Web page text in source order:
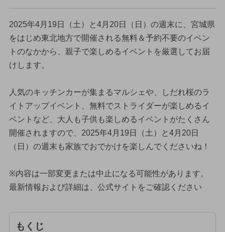
2025年4月19日（土）と4月20日（日）の週末に、宮城県
をはじめ東北地方で開催される無料＆予約不要のイベン
トのなかから、親子で楽しめるイベントを厳選してお届
けします。
人気のキッチンカーが集まるマルシェや、しだれ桜のラ
イトアップイベント、無料でストライダーが楽しめるイ
ベントなど、大人も子供も楽しめるイベントがたくさん
開催されますので、2025年4月19日（土）と4月20日
（日）の週末も家族でおでかけを楽しんでくださいね！
※内容は一部変更または中止になる可能性があります。
最新情報および詳細は、公式サイトをご確認ください
もくじ